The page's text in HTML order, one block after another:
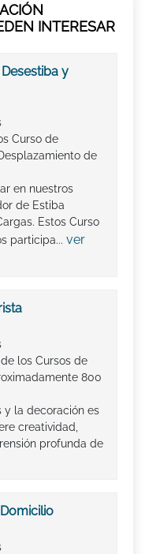
INTERESAR
y
Curso de
de
en nuestros
de Estiba
Estos Curso
participa... ver
los Cursos de
800
y la decoración es
creatividad,
profunda de